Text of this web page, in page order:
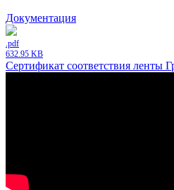
Документация
.pdf
632.95 KB
Сертификат соответствия ленты